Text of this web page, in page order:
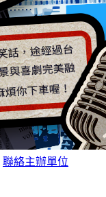
聯絡主辦單位